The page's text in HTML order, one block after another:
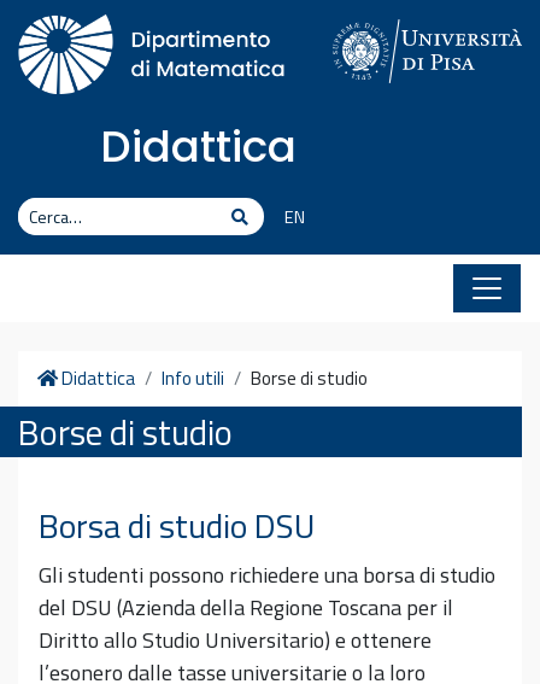
Vai al contenuto
Didattica
Cerca CercaEN
Home
Didattica Info utili Borse di studio
Borse di studio
Borsa di studio DSU
Gli studenti possono richiedere una borsa di studio
del DSU (Azienda della Regione Toscana per il
Diritto allo Studio Universitario) e ottenere
l’esonero dalle tasse universitarie o la loro